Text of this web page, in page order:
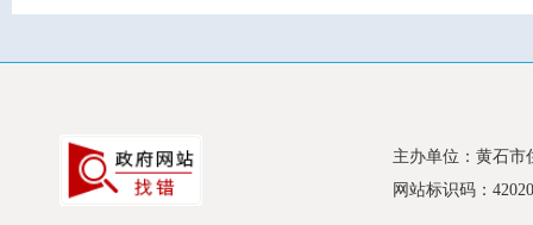
主办单位：黄石市
网站标识码：